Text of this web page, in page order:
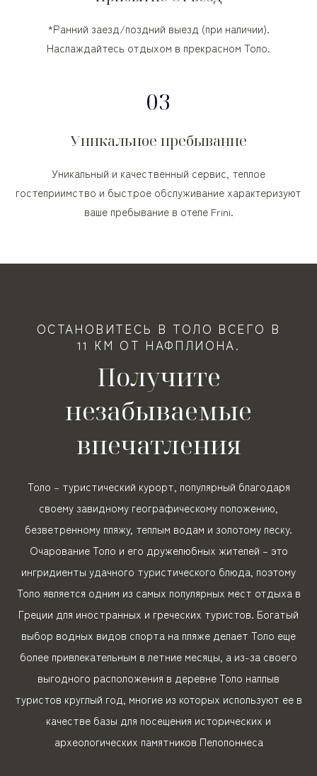
*Ранний заезд/поздний выезд (при наличии).
Наслаждайтесь отдыхом в прекрасном Толо.
03
Уникальное пребывание
Уникальный и качественный сервис, теплое
гостеприимство и быстрое обслуживание характеризуют
ваше пребывание в отеле Frini.
ОСТАНОВИТЕСЬ В ТОЛО ВСЕГО В
11 КМ ОТ НАФПЛИОНА.
Получите
незабываемые
впечатления
Толо – туристический курорт, популярный благодаря
своему завидному географическому положению,
безветренному пляжу, теплым водам и золотому песку.
Очарование Толо и его дружелюбных жителей – это
ингридиенты удачного туристического блюда, поэтому
Толо является одним из самых популярных мест отдыха в
Греции для иностранных и греческих туристов. Богатый
выбор водных видов спорта на пляже делает Толо еще
более привлекательным в летние месяцы, а из-за своего
выгодного расположения в деревне Толо наплыв
туристов круглый год, многие из которых используют ее в
качестве базы для посещения исторических и
археологических памятников Пелопоннеса